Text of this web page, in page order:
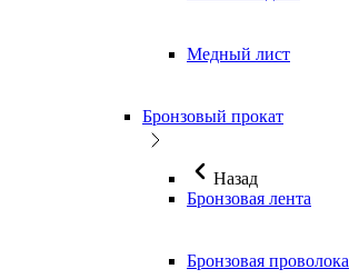
Медный лист
Бронзовый прокат
Назад
Бронзовая лента
Бронзовая проволока